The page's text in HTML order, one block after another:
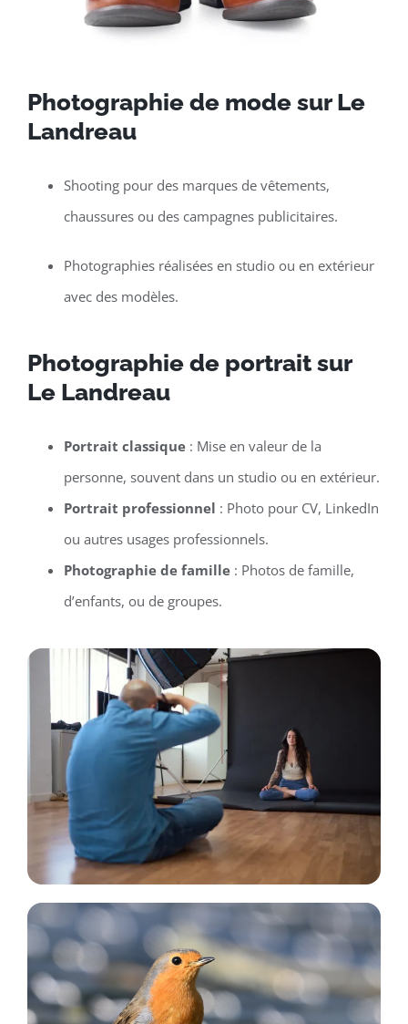
Photographie de mode sur Le
Landreau
Shooting pour des marques de vêtements,
chaussures ou des campagnes publicitaires.
Photographies réalisées en studio ou en extérieur
avec des modèles.
Photographie de portrait sur
Le Landreau
Portrait classique: Mise en valeur de la
personne, souvent dans un studio ou en extérieur.
Portrait professionnel : Photo pour CV, LinkedIn
ou autres usages professionnels.
Photographie de famille: Photos de famille,
d’enfants, ou de groupes.